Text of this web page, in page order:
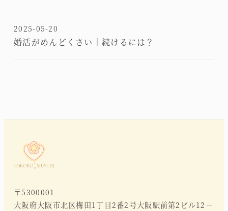
婚活がめんどくさい│続けるには？
2025-05-20
〒5300001
大阪府大阪市北区梅田1丁目2番2号大阪駅前第2ビル12－